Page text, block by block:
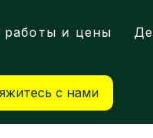
и цены
с нами